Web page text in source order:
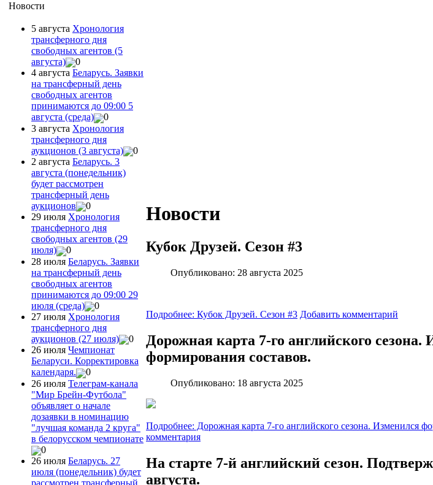
Новости
5 августа Хронология
трансферного дня
свободных агентов (5
августа)
0
4 августа Беларусь. Заявки
на трансферный день
свободных агентов
принимаются до 09:00 5
августа (среда)
0
3 августа Хронология
трансферного дня
аукционов (3 августа)
0
2 августа Беларусь. 3
августа (понедельник)
будет рассмотрен
трансферный день
аукционов
0
29 июля Хронология
трансферного дня
свободных агентов (29
июля)
0
28 июля Беларусь. Заявки
на трансферный день
свободных агентов
принимаются до 09:00 29
июля (среда)
0
27 июля Хронология
трансферного дня
аукционов (27 июля)
0
26 июля Чемпионат
Беларуси. Корректировка
календаря.
0
26 июля Телеграм-канала
"Мир Брейн-Футбола"
объявляет о начале
дозаявки в номинацию
"лучшая команда 2 круга"
в белорусском чемпионате
0
26 июля Беларусь. 27
июля (понедельник) будет
рассмотрен трансферный
Новости
Кубок Друзей. Сезон #3
Опубликовано: 28 августа 2025
Подробнее: Кубок Друзей. Сезон #3 Добавить комментарий
Дорожная карта 7-го английского
формирования составов.
Опубликовано: 18 августа 2025
Подробнее: Дорожная карта 7-го английского сезона. Изменился
комментария
На старте 7-й английский сезон.
августа.